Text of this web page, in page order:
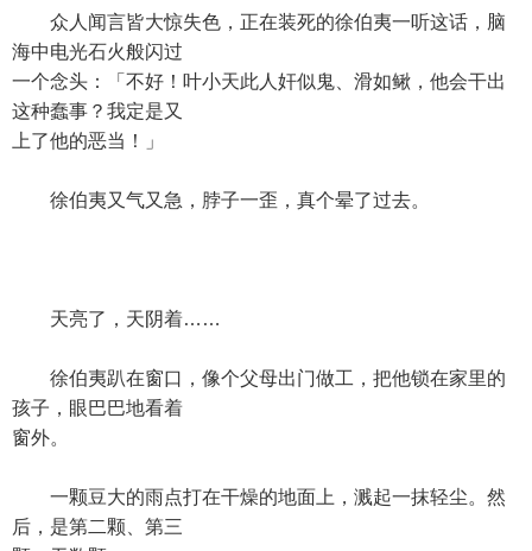
众人闻言皆大惊失色，正在装死的徐伯夷一听这话，脑
海中电光石火般闪过
一个念头：「不好！叶小天此人奸似鬼、滑如鳅，他会干出
这种蠢事？我定是又
上了他的恶当！」
徐伯夷又气又急，脖子一歪，真个晕了过去。
天亮了，天阴着……
徐伯夷趴在窗口，像个父母出门做工，把他锁在家里的
孩子，眼巴巴地看着
窗外。
一颗豆大的雨点打在干燥的地面上，溅起一抹轻尘。然
后，是第二颗、第三